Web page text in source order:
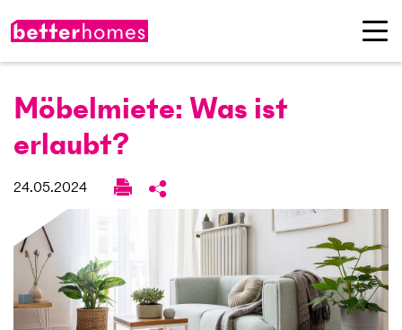
Möbelmiete: Was ist
erlaubt?
24.05.2024